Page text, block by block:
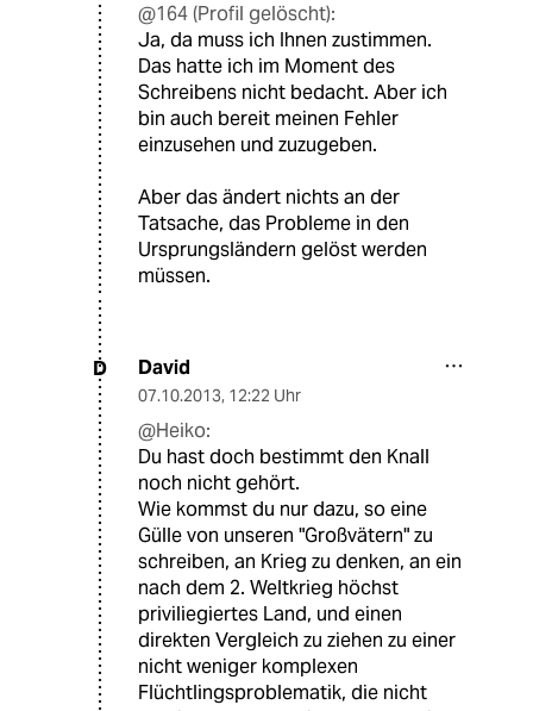
@164 (Profil gelöscht):
Ja, da muss ich Ihnen zustimmen.
Das hatte ich im Moment des
Schreibens nicht bedacht. Aber ich
bin auch bereit meinen Fehler
einzusehen und zuzugeben.
Aber das ändert nichts an der
Tatsache, das Probleme in den
Ursprungsländern gelöst werden
müssen.
D David
07.10.2013, 12:22 Uhr
@Heiko:
Du hast doch bestimmt den Knall
noch nicht gehört.
Wie kommst du nur dazu, so eine
Gülle von unseren "Großvätern" zu
schreiben, an Krieg zu denken, an ein
nach dem 2. Weltkrieg höchst
priviliegiertes Land, und einen
direkten Vergleich zu ziehen zu einer
nicht weniger komplexen
Flüchtlingsproblematik, die nicht